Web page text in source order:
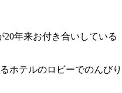
20年来お付き合いしている
ホテルのロビーでのんびり